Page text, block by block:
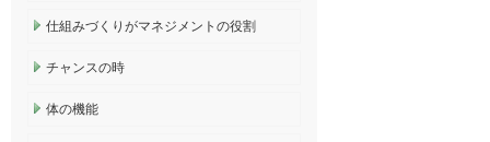
仕組みづくりがマネジメントの役割
チャンスの時
体の機能